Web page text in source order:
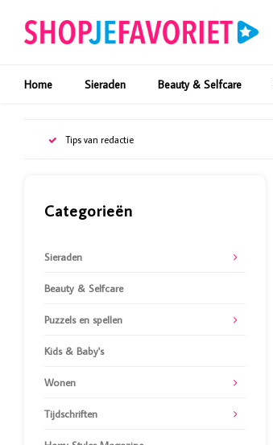
Home Sieraden Beauty & Selfcare
Tips van redactie
Categorieën
Sieraden
Beauty & Selfcare
Puzzels en spellen
Kids & Baby's
Wonen
Tijdschriften